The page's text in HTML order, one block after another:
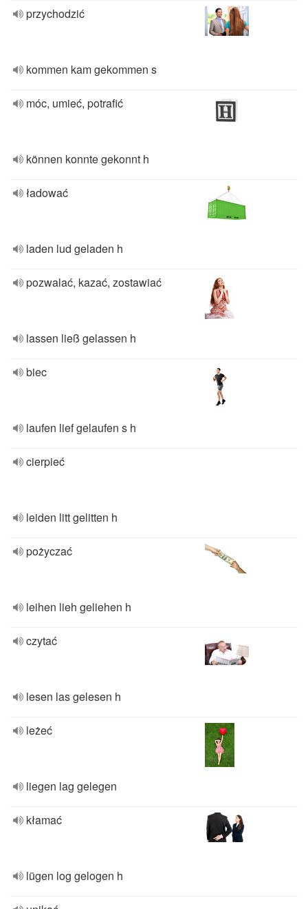
przychodzić
kommen kam gekommen s
móc, umieć, potrafić
können konnte gekonnt h
ładować
laden lud geladen h
pozwalać, kazać, zostawiać
lassen ließ gelassen h
biec
laufen lief gelaufen s h
cierpieć
leiden litt gelitten h
pożyczać
leihen lieh geliehen h
czytać
lesen las gelesen h
leżeć
liegen lag gelegen
kłamać
lügen log gelogen h